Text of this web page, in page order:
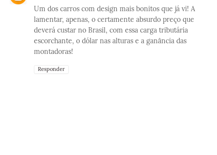
Um dos carros com design mais bonitos que já vi! A
lamentar, apenas, o certamente absurdo preço que
deverá custar no Brasil, com essa carga tributária
escorchante, o dólar nas alturas e a ganância das
montadoras!
Responder